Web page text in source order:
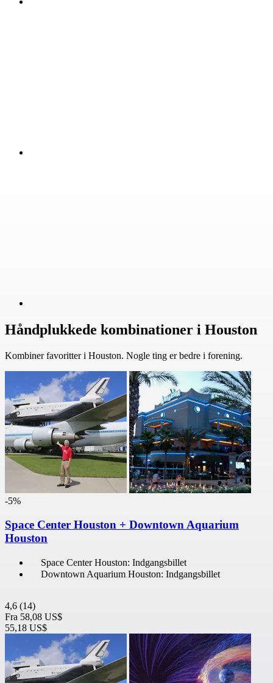
Håndplukkede kombinationer i Houston
Kombiner favoritter i Houston. Nogle ting er bedre i forening.
-5%
Space Center Houston + Downtown Aquarium
Houston
Space Center Houston: Indgangsbillet
Downtown Aquarium Houston: Indgangsbillet
4,6 (14)
Fra 58,08 US$
55,18 US$